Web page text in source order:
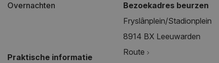
Overnachten
Praktische informatie
Bezoekadres beurzen
Fryslânplein/Stadionplein
8914 BX Leeuwarden
Route